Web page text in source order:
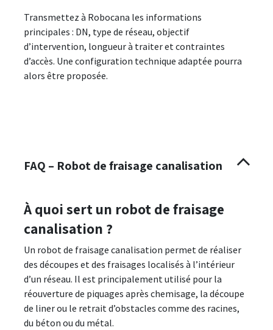
Transmettez à Robocana les informations
principales : DN, type de réseau, objectif
d’intervention, longueur à traiter et contraintes
d’accès. Une configuration technique adaptée pourra
alors être proposée.
FAQ – Robot de fraisage canalisation
À quoi sert un robot de fraisage
canalisation ?
Un robot de fraisage canalisation permet de réaliser
des découpes et des fraisages localisés à l’intérieur
d’un réseau. Il est principalement utilisé pour la
réouverture de piquages après chemisage, la découpe
de liner ou le retrait d’obstacles comme des racines,
du béton ou du métal.